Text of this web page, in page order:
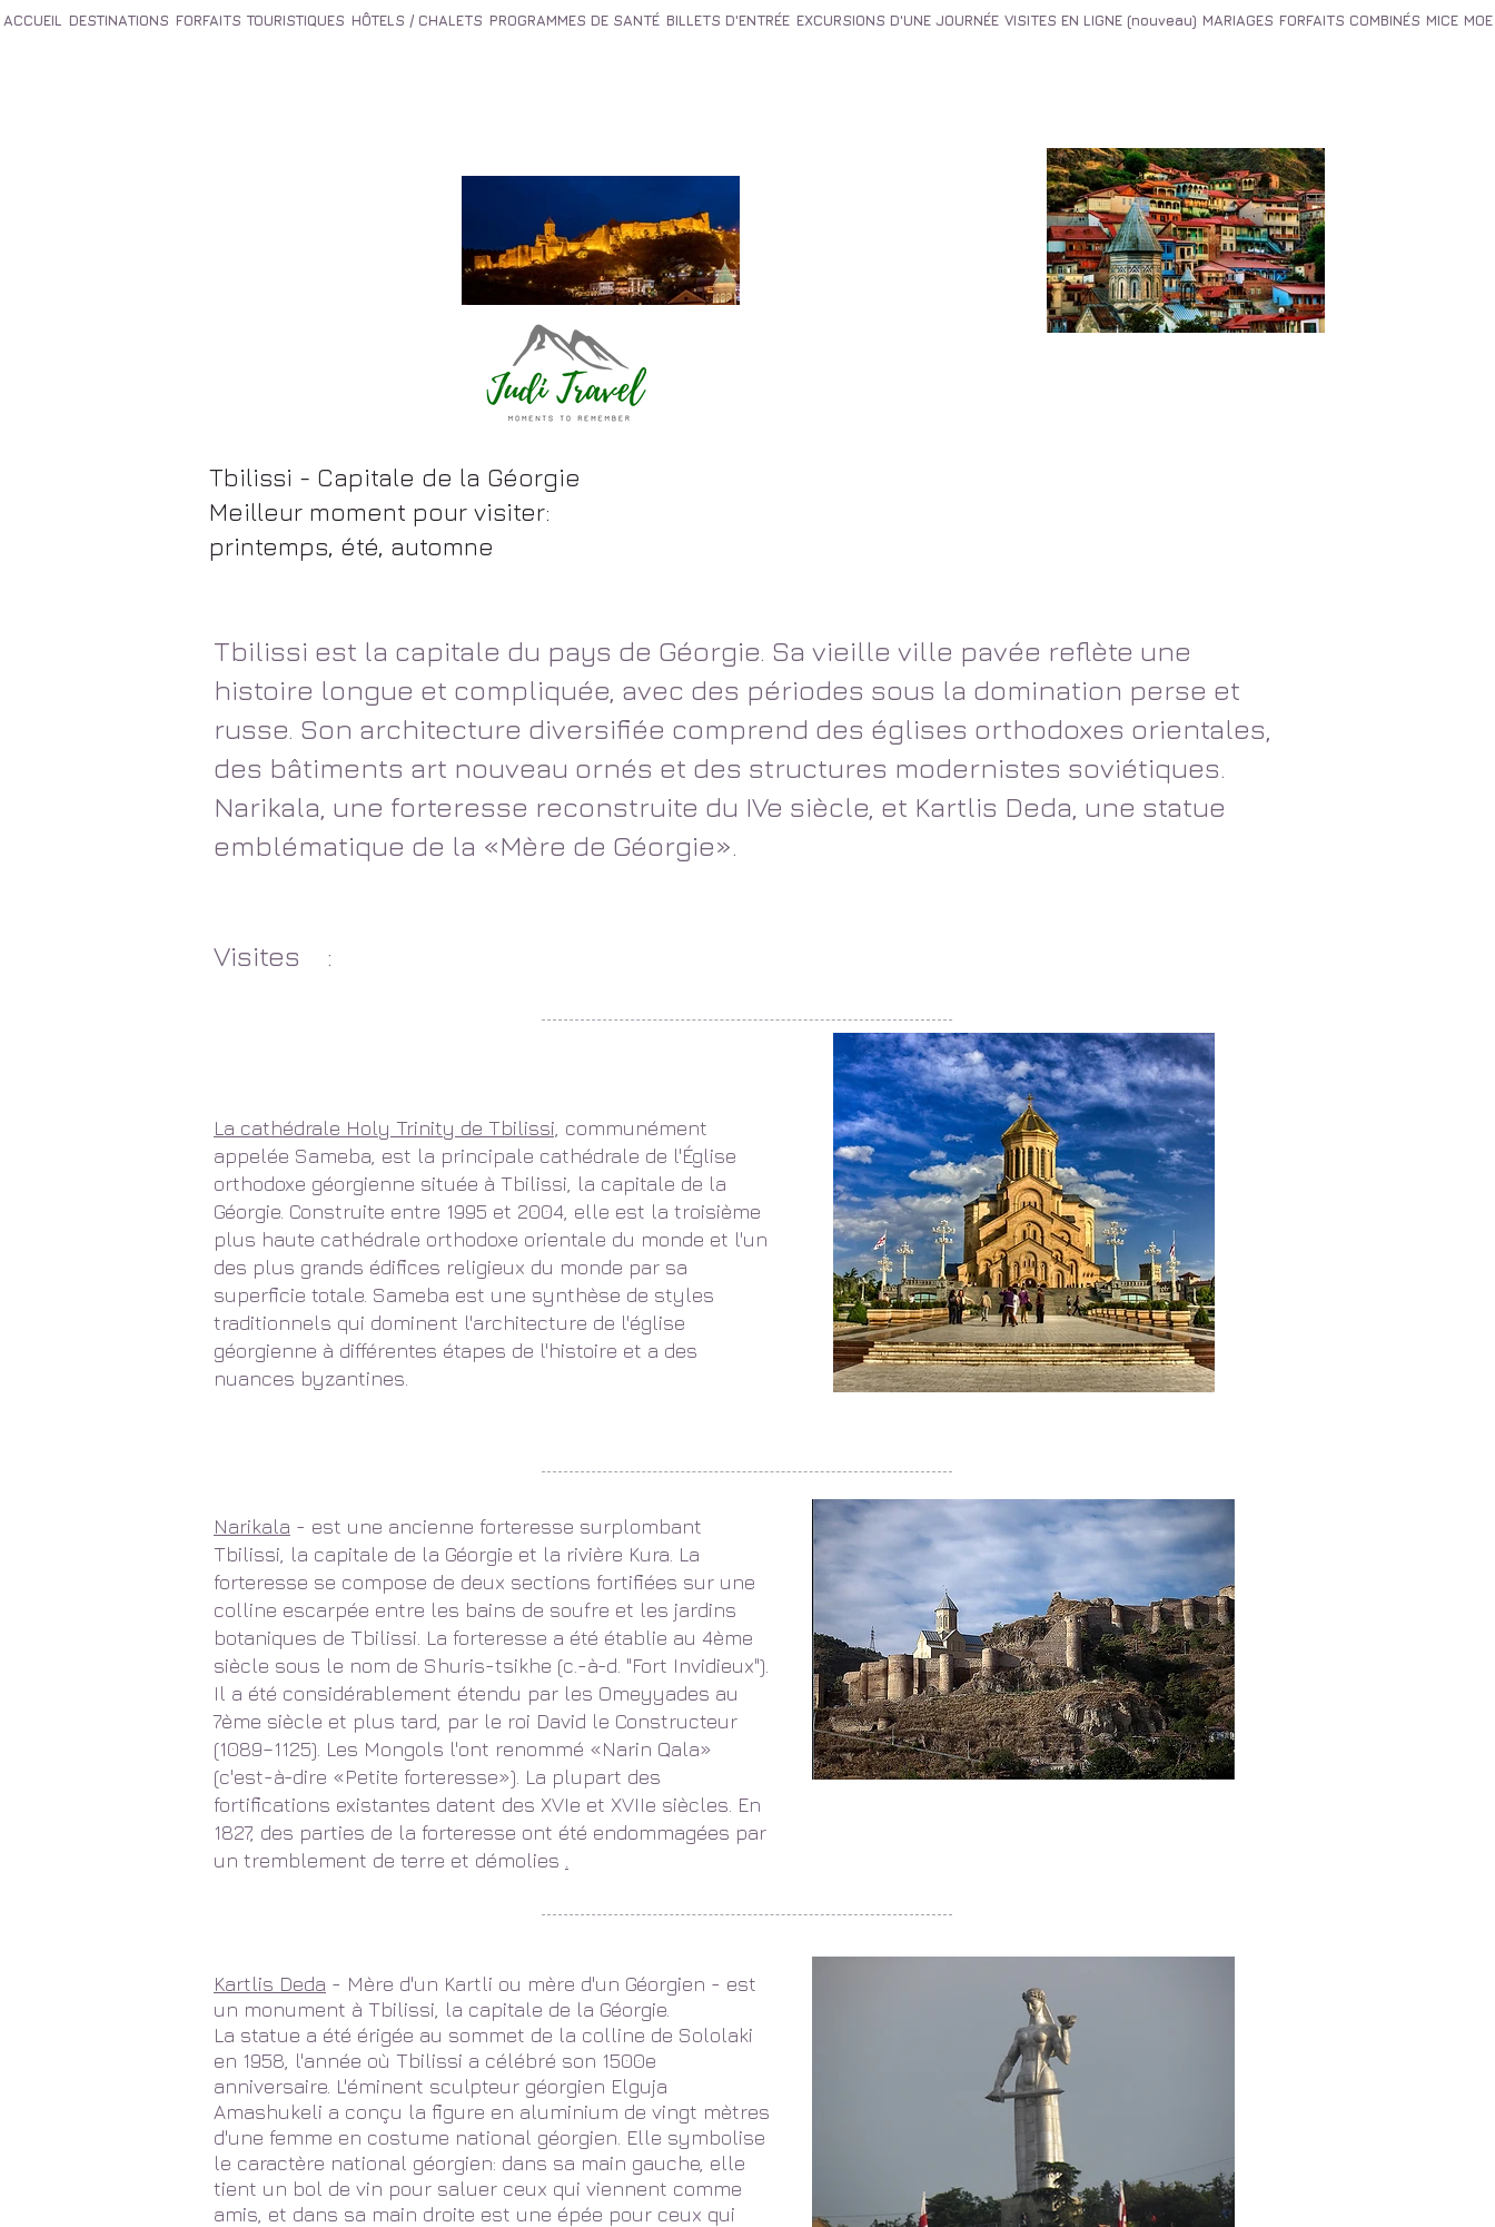
ACCUEIL DESTINATIONS FORFAITS TOURISTIQUES HÔTELS / CHALETS PROGRAMMES DE SANTÉ BILLETS D'ENTRÉE EXCURSIONS D'UNE JOURNÉE VISITES EN LIGNE (nouveau) MARIAGES FORFAITS COMBINÉS MICE MOE
Tbilissi - Capitale de la Géorgie
Meilleur moment pour visiter:
printemps, été, automne
Tbilissi est la capitale du pays de Géorgie. Sa vieille ville pavée reflète une
histoire longue et compliquée, avec des périodes sous la domination perse et
russe. Son architecture diversifiée comprend des églises orthodoxes orientales,
des bâtiments art nouveau ornés et des structures modernistes soviétiques.
Narikala, une forteresse reconstruite du IVe siècle, et Kartlis Deda, une statue
emblématique de la «Mère de Géorgie».
Visites :
La cathédrale Holy Trinity de Tbilissi, communément
appelée Sameba, est la principale cathédrale de l'Église
orthodoxe géorgienne située à Tbilissi, la capitale de la
Géorgie. Construite entre 1995 et 2004, elle est la troisième
plus haute cathédrale orthodoxe orientale du monde et l'un
des plus grands édifices religieux du monde par sa
superficie totale. Sameba est une synthèse de styles
traditionnels qui dominent l'architecture de l'église
géorgienne à différentes étapes de l'histoire et a des
nuances byzantines.
Narikala - est une ancienne forteresse surplombant
Tbilissi, la capitale de la Géorgie et la rivière Kura. La
forteresse se compose de deux sections fortifiées sur une
colline escarpée entre les bains de soufre et les jardins
botaniques de Tbilissi. La forteresse a été établie au 4ème
siècle sous le nom de Shuris-tsikhe (c.-à-d. "Fort Invidieux").
Il a été considérablement étendu par les Omeyyades au
7ème siècle et plus tard, par le roi David le Constructeur
(1089–1125). Les Mongols l'ont renommé «Narin Qala»
(c'est-à-dire «Petite forteresse»). La plupart des
fortifications existantes datent des XVIe et XVIIe siècles. En
1827, des parties de la forteresse ont été endommagées par
un tremblement de terre et démolies
Kartlis Deda - Mère d'un Kartli ou mère d'un Géorgien - est
un monument à Tbilissi, la capitale de la Géorgie.
La statue a été érigée au sommet de la colline de Sololaki
en 1958, l'année où Tbilissi a célébré son 1500e
anniversaire. L'éminent sculpteur géorgien Elguja
Amashukeli a conçu la figure en aluminium de vingt mètres
d'une femme en costume national géorgien. Elle symbolise
le caractère national géorgien: dans sa main gauche, elle
tient un bol de vin pour saluer ceux qui viennent comme
amis, et dans sa main droite est une épée pour ceux qui